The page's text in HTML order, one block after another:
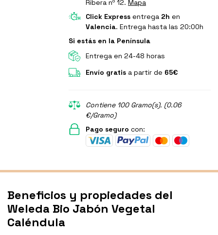
Ribera nº 12.Mapa
Click Express entrega 2h en
Valencia. Entrega hasta las 20:00h
Si estás en la Península
Entrega en 24-48 horas
Envío gratis a partir de 65€
Contiene 100 Gramo(s). (0.06
€/Gramo)
Pago seguro con:
Beneficios y propiedades del
Weleda Bio Jabón Vegetal
Caléndula